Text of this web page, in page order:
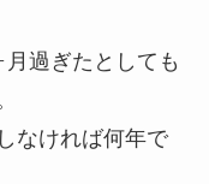
過ぎたとしても
なければ何年で